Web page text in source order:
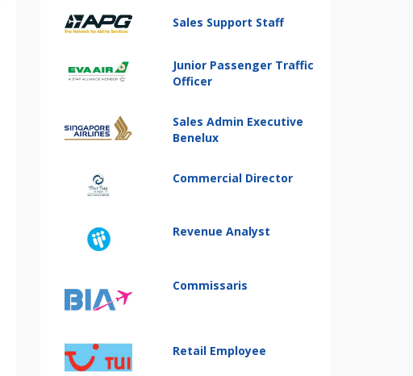
Sales Support Staff
Junior Passenger Traffic
Officer
Sales Admin Executive
Benelux
Commercial Director
Revenue Analyst
Commissaris
Retail Employee